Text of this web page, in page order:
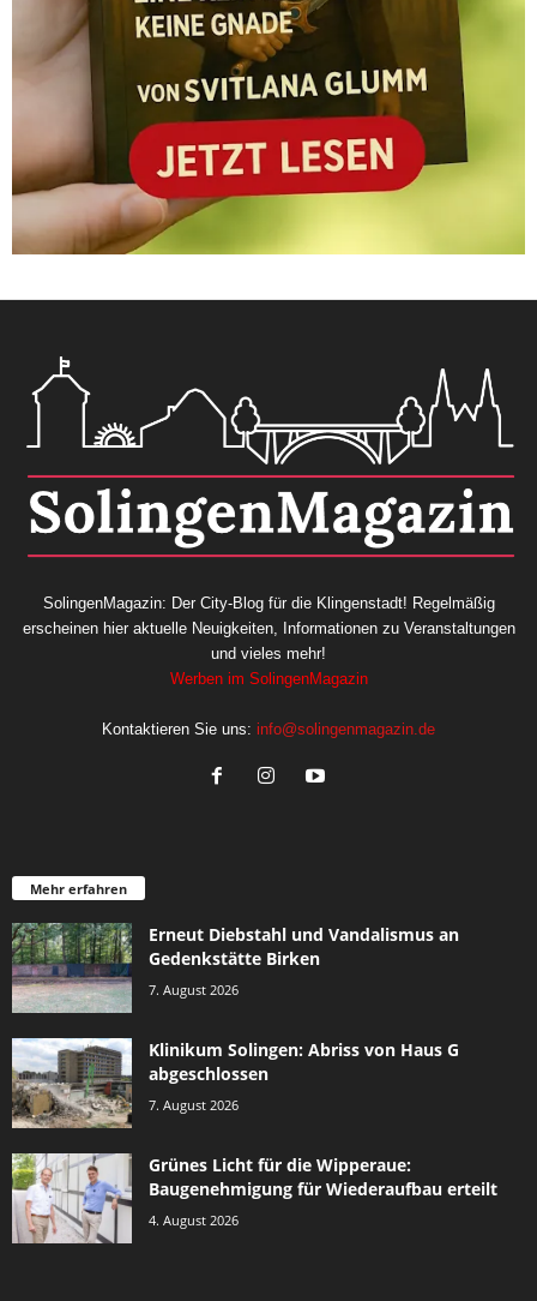
SolingenMagazin: Der City-Blog für die Klingenstadt! Regelmäßig
erscheinen hier aktuelle Neuigkeiten, Informationen zu Veranstaltungen
und vieles mehr!
Werben im SolingenMagazin
Kontaktieren Sie uns: info@solingenmagazin.de
Mehr erfahren
Erneut Diebstahl und Vandalismus an
Gedenkstätte Birken
7. August 2026
Klinikum Solingen: Abriss von Haus G
abgeschlossen
7. August 2026
Grünes Licht für die Wipperaue:
Baugenehmigung für Wiederaufbau erteilt
4. August 2026